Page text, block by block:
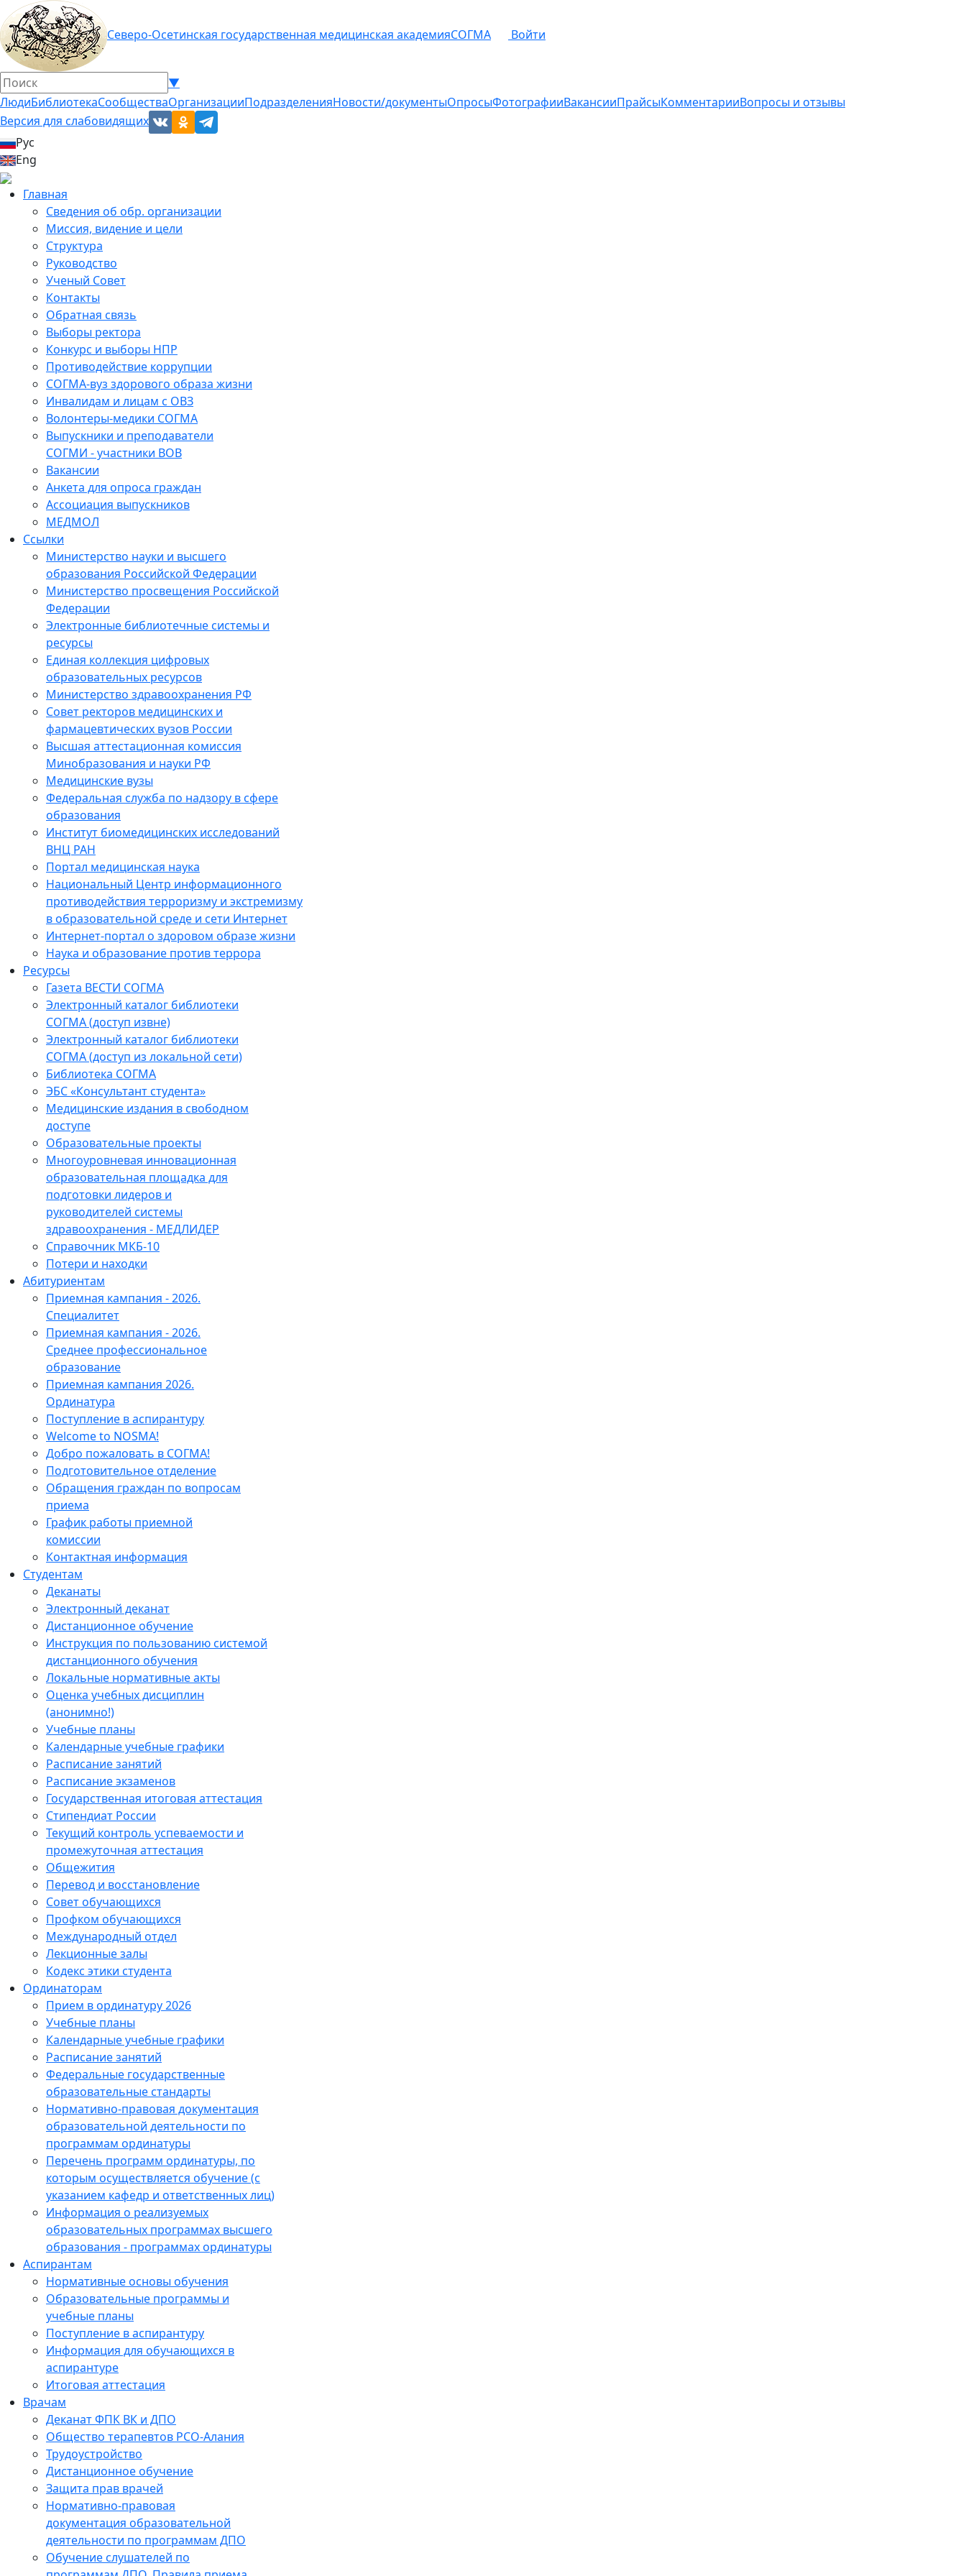
Северо-Осетинская государственная медицинская академияСОГМА Войти
▼
ЛюдиБиблиотекаСообществаОрганизацииПодразделенияНовости/документыОпросыФотографииВакансииПрайсыКомментарииВопросы и отзывы
Версия для слабовидящих
Рус
Eng
Главная
Сведения об обр. организации
Миссия, видение и цели
Структура
Руководство
Ученый Совет
Контакты
Обратная связь
Выборы ректора
Конкурс и выборы НПР
Противодействие коррупции
СОГМА-вуз здорового образа жизни
Инвалидам и лицам с ОВЗ
Волонтеры-медики СОГМА
Выпускники и преподаватели
СОГМИ - участники ВОВ
Вакансии
Анкета для опроса граждан
Ассоциация выпускников
МЕДМОЛ
Ссылки
Министерство науки и высшего
образования Российской Федерации
Министерство просвещения Российской
Федерации
Электронные библиотечные системы и
ресурсы
Единая коллекция цифровых
образовательных ресурсов
Министерство здравоохранения РФ
Совет ректоров медицинских и
фармацевтических вузов России
Высшая аттестационная комиссия
Минобразования и науки РФ
Медицинские вузы
Федеральная служба по надзору в сфере
образования
Институт биомедицинских исследований
ВНЦ РАН
Портал медицинская наука
Национальный Центр информационного
противодействия терроризму и экстремизму
в образовательной среде и сети Интернет
Интернет-портал о здоровом образе жизни
Наука и образование против террора
Ресурсы
Газета ВЕСТИ СОГМА
Электронный каталог библиотеки
СОГМА (доступ извне)
Электронный каталог библиотеки
СОГМА (доступ из локальной сети)
Библиотека СОГМА
ЭБС «Консультант студента»
Медицинские издания в свободном
доступе
Образовательные проекты
Многоуровневая инновационная
образовательная площадка для
подготовки лидеров и
руководителей системы
здравоохранения - МЕДЛИДЕР
Справочник МКБ-10
Потери и находки
Абитуриентам
Приемная кампания - 2026.
Специалитет
Приемная кампания - 2026.
Среднее профессиональное
образование
Приемная кампания 2026.
Ординатура
Поступление в аспирантуру
Welcome to NOSMA!
Добро пожаловать в СОГМА!
Подготовительное отделение
Обращения граждан по вопросам
приема
График работы приемной
комиссии
Контактная информация
Студентам
Деканаты
Электронный деканат
Дистанционное обучение
Инструкция по пользованию системой
дистанционного обучения
Локальные нормативные акты
Оценка учебных дисциплин
(анонимно!)
Учебные планы
Календарные учебные графики
Расписание занятий
Расписание экзаменов
Государственная итоговая аттестация
Стипендиат России
Текущий контроль успеваемости и
промежуточная аттестация
Общежития
Перевод и восстановление
Совет обучающихся
Профком обучающихся
Международный отдел
Лекционные залы
Кодекс этики студента
Ординаторам
Прием в ординатуру 2026
Учебные планы
Календарные учебные графики
Расписание занятий
Федеральные государственные
образовательные стандарты
Нормативно-правовая документация
образовательной деятельности по
программам ординатуры
Перечень программ ординатуры, по
которым осуществляется обучение (с
указанием кафедр и ответственных лиц)
Информация о реализуемых
образовательных программах высшего
образования - программах ординатуры
Аспирантам
Нормативные основы обучения
Образовательные программы и
учебные планы
Поступление в аспирантуру
Информация для обучающихся в
аспирантуре
Итоговая аттестация
Врачам
Деканат ФПК ВК и ДПО
Общество терапевтов РСО-Алания
Трудоустройство
Дистанционное обучение
Защита прав врачей
Нормативно-правовая
документация образовательной
деятельности по программам ДПО
Обучение слушателей по